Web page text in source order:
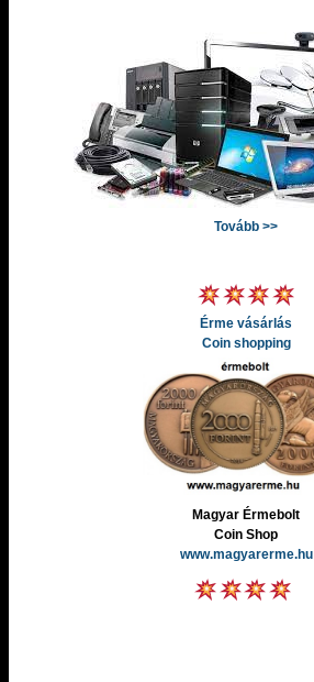
Tovább >>
Érme vásárlás
Coin shopping
Magyar Érmebolt
Coin Shop
www.magyarerme.hu